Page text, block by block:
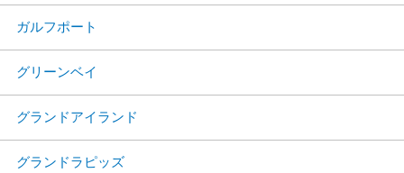
ガルフポート
グリーンベイ
グランドアイランド
グランドラピッズ